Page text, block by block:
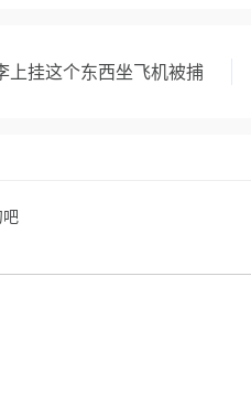
上挂这个东西坐飞机被捕